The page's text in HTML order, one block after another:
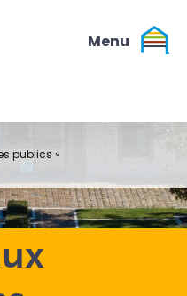
publics »